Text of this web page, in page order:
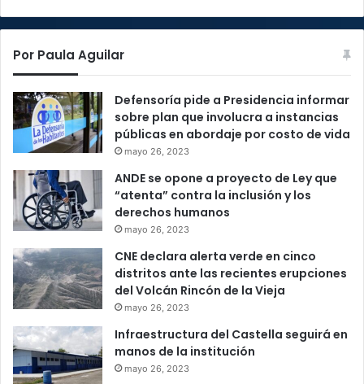
Por Paula Aguilar
Defensoría pide a Presidencia informar
sobre plan que involucra a instancias
públicas en abordaje por costo de vida
mayo 26, 2023
ANDE se opone a proyecto de Ley que
“atenta” contra la inclusión y los
derechos humanos
mayo 26, 2023
CNE declara alerta verde en cinco
distritos ante las recientes erupciones
del Volcán Rincón de la Vieja
mayo 26, 2023
Infraestructura del Castella seguirá en
manos de la institución
mayo 26, 2023